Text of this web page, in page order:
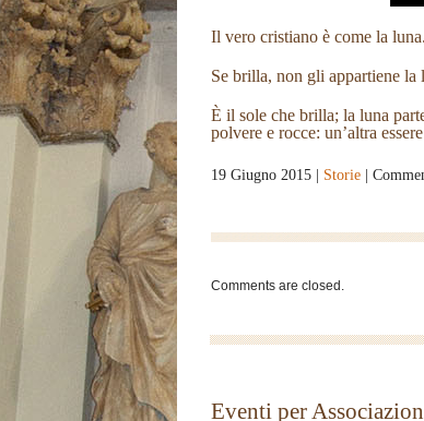
Il vero cristiano è come la luna.
Se brilla, non gli appartiene la
È il sole che brilla; la luna
polvere e rocce: un’altra
19 Giugno 2015 | Storie|
Comments are closed.
Eventi per